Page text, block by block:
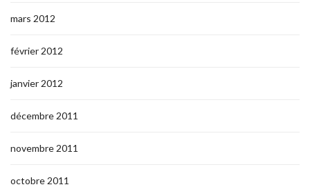
mars 2012
février 2012
janvier 2012
décembre 2011
novembre 2011
octobre 2011